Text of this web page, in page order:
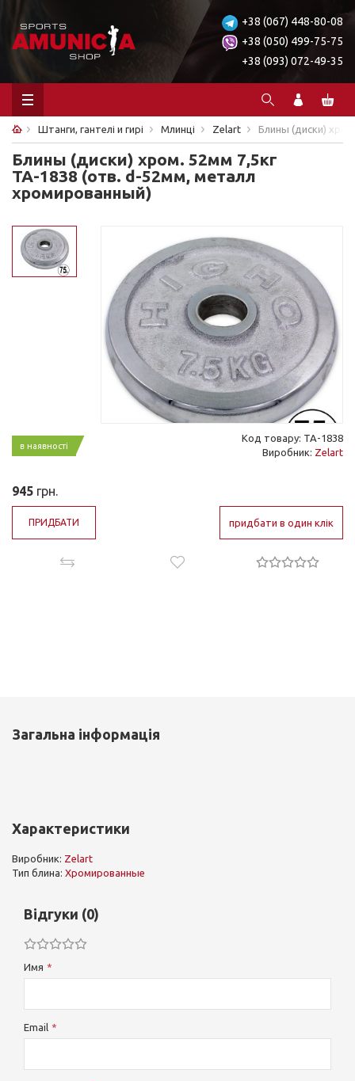
+38 (067) 448-80-08
+38 (050) 499-75-75
+38 (093) 072-49-35
Штанги, гантелі и гирі Млинці Zelart Блины (диски)
Блины (диски) хром. 52мм 7,5кг
ТА-1838 (отв. d-52мм, металл
хромированный)
в наявності
Код товару: ТА-1838
Виробник: Zelart
945 грн.
ПРИДБАТИ придбати в один клік
Загальна інформація
Характеристики
Виробник: Zelart
Тип блина: Хромированные
Відгуки (0)
Имя
Email